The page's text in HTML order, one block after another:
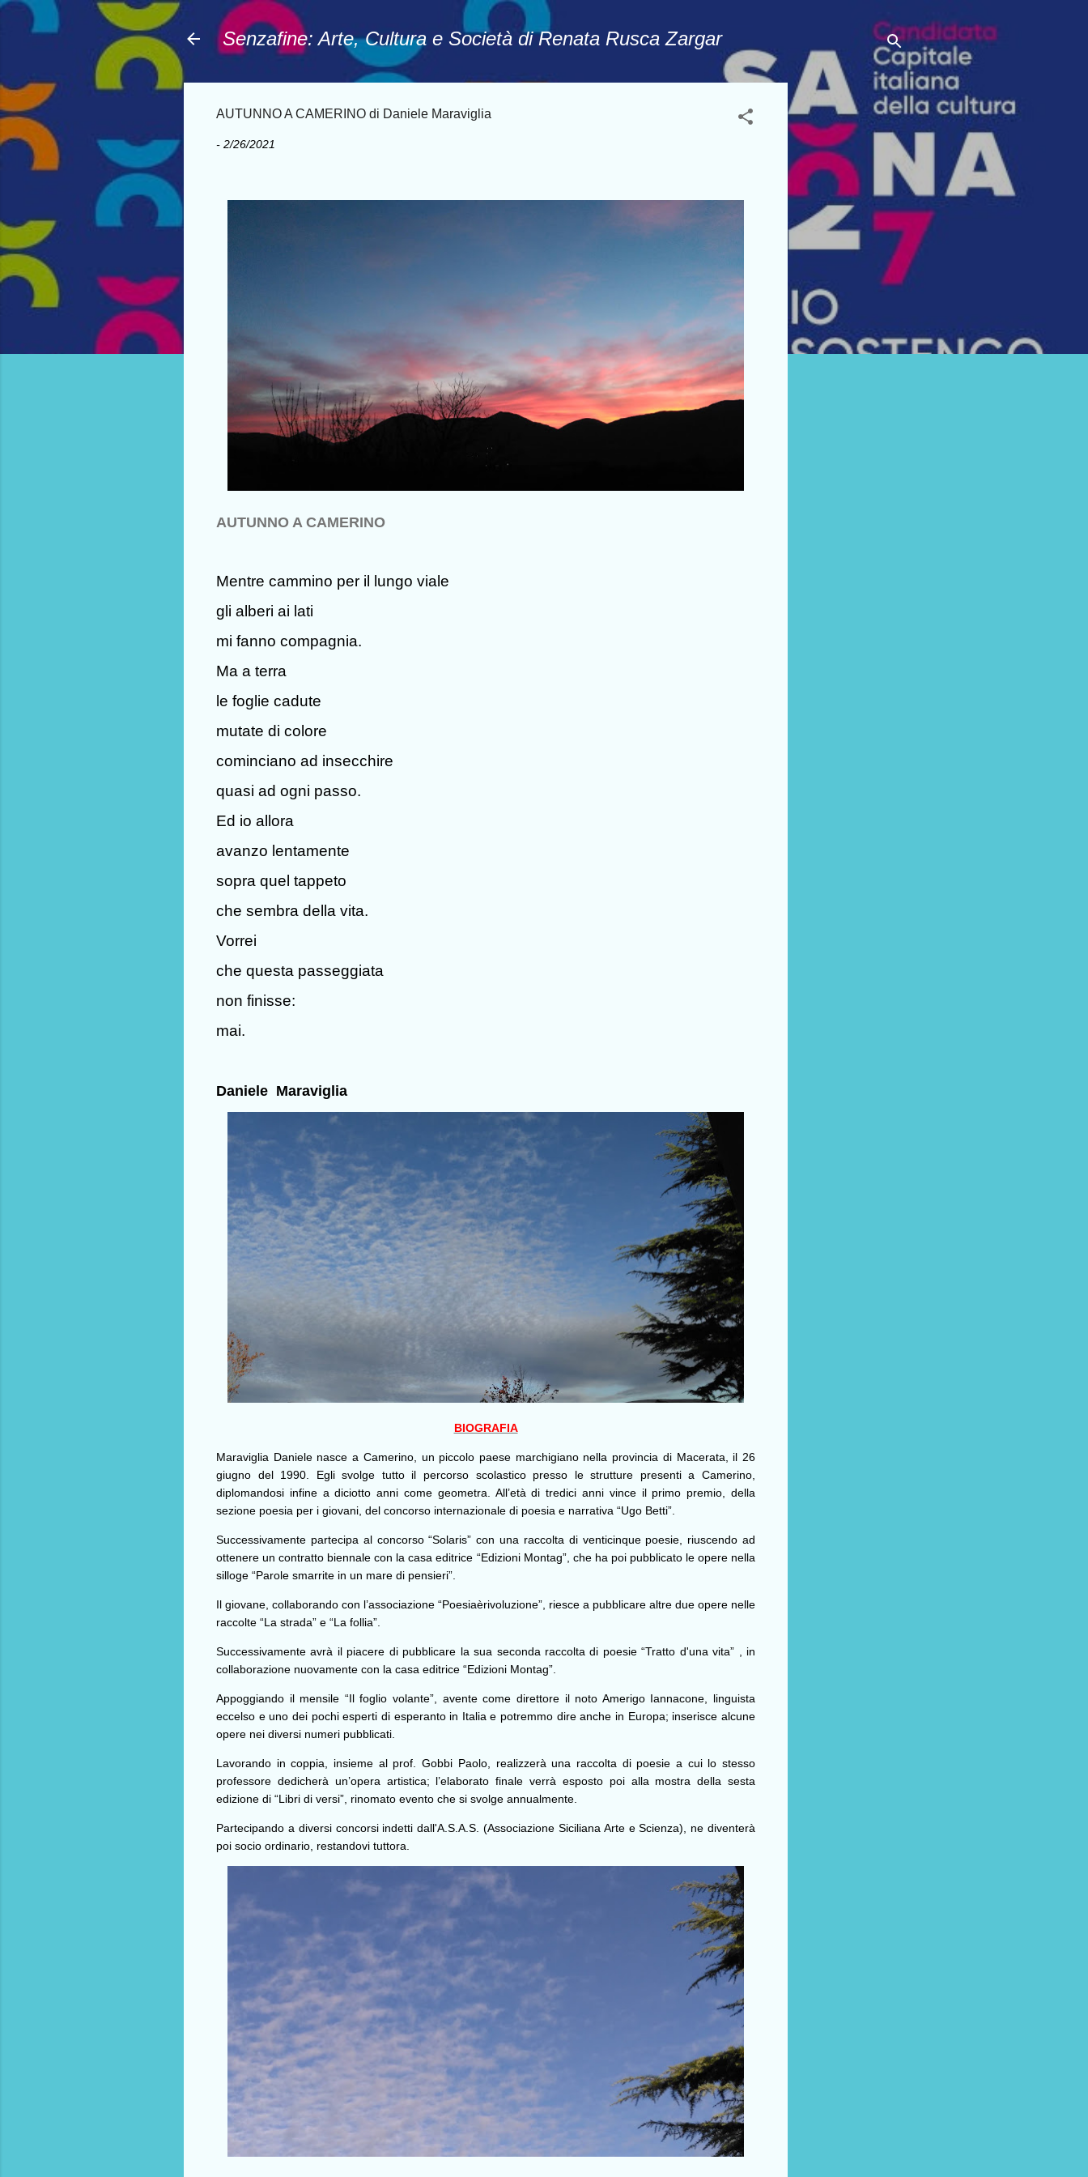
Senzafine: Arte, Cultura e Società di Renata Rusca Zargar
AUTUNNO A CAMERINO di Daniele Maraviglia
- 2/26/2021
AUTUNNO A CAMERINO
Mentre cammino per il lungo viale
gli alberi ai lati
mi fanno compagnia.
Ma a terra
le foglie cadute
mutate di colore
cominciano ad insecchire
quasi ad ogni passo.
Ed io allora
avanzo lentamente
sopra quel tappeto
che sembra della vita.
Vorrei
che questa passeggiata
non finisse:
mai.
Daniele Maraviglia
BIOGRAFIA
Maraviglia Daniele nasce a Camerino, un piccolo paese marchigiano nella provincia di Macerata, il 26
giugno del 1990. Egli svolge tutto il percorso scolastico presso le strutture presenti a Camerino,
diplomandosi infine a diciotto anni come geometra. All’età di tredici anni vince il primo premio, della
sezione poesia per i giovani, del concorso internazionale di poesia e narrativa “Ugo Betti”.
Successivamente partecipa al concorso “Solaris” con una raccolta di venticinque poesie, riuscendo ad
ottenere un contratto biennale con la casa editrice “Edizioni Montag”, che ha poi pubblicato le opere nella
silloge “Parole smarrite in un mare di pensieri”.
Il giovane, collaborando con l’associazione “Poesiaèrivoluzione”, riesce a pubblicare altre due opere nelle
raccolte “La strada” e “La follia”.
Successivamente avrà il piacere di pubblicare la sua seconda raccolta di poesie “Tratto d'una vita” , in
collaborazione nuovamente con la casa editrice “Edizioni Montag”.
Appoggiando il mensile “Il foglio volante”, avente come direttore il noto Amerigo Iannacone, linguista
eccelso e uno dei pochi esperti di esperanto in Italia e potremmo dire anche in Europa; inserisce alcune
opere nei diversi numeri pubblicati.
Lavorando in coppia, insieme al prof. Gobbi Paolo, realizzerà una raccolta di poesie a cui lo stesso
professore dedicherà un’opera artistica; l’elaborato finale verrà esposto poi alla mostra della sesta
edizione di “Libri di versi”, rinomato evento che si svolge annualmente.
Partecipando a diversi concorsi indetti dall'A.S.A.S. (Associazione Siciliana Arte e Scienza), ne diventerà
poi socio ordinario, restandovi tuttora.